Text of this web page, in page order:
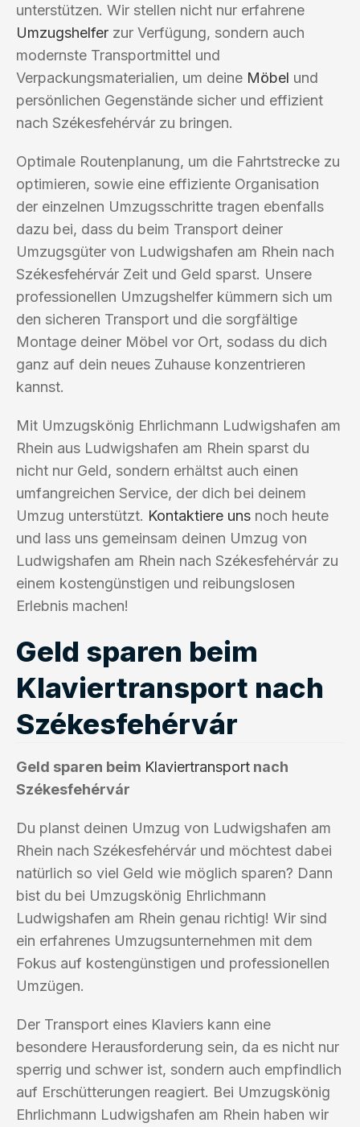
unterstützen. Wir stellen nicht nur erfahrene
Umzugshelfer zur Verfügung, sondern auch
modernste Transportmittel und
Verpackungsmaterialien, um deine Möbel und
persönlichen Gegenstände sicher und effizient
nach Székesfehérvár zu bringen.
Optimale Routenplanung, um die Fahrtstrecke zu
optimieren, sowie eine effiziente Organisation
der einzelnen Umzugsschritte tragen ebenfalls
dazu bei, dass du beim Transport deiner
Umzugsgüter von Ludwigshafen am Rhein nach
Székesfehérvár Zeit und Geld sparst. Unsere
professionellen Umzugshelfer kümmern sich um
den sicheren Transport und die sorgfältige
Montage deiner Möbel vor Ort, sodass du dich
ganz auf dein neues Zuhause konzentrieren
kannst.
Mit Umzugskönig Ehrlichmann Ludwigshafen am
Rhein aus Ludwigshafen am Rhein sparst du
nicht nur Geld, sondern erhältst auch einen
umfangreichen Service, der dich bei deinem
Umzug unterstützt. Kontaktiere uns noch heute
und lass uns gemeinsam deinen Umzug von
Ludwigshafen am Rhein nach Székesfehérvár zu
einem kostengünstigen und reibungslosen
Erlebnis machen!
Geld sparen beim
Klaviertransport nach
Székesfehérvár
Geld sparen beim Klaviertransport nach
Székesfehérvár
Du planst deinen Umzug von Ludwigshafen am
Rhein nach Székesfehérvár und möchtest dabei
natürlich so viel Geld wie möglich sparen? Dann
bist du bei Umzugskönig Ehrlichmann
Ludwigshafen am Rhein genau richtig! Wir sind
ein erfahrenes Umzugsunternehmen mit dem
Fokus auf kostengünstigen und professionellen
Umzügen.
Der Transport eines Klaviers kann eine
besondere Herausforderung sein, da es nicht nur
sperrig und schwer ist, sondern auch empfindlich
auf Erschütterungen reagiert. Bei Umzugskönig
Ehrlichmann Ludwigshafen am Rhein haben wir